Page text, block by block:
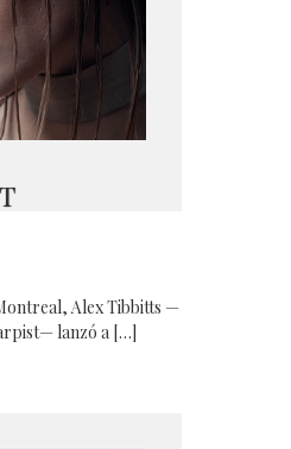
Alex Tibbitts —
lanzó a […]